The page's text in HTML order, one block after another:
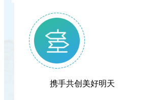
携手共创美好明天